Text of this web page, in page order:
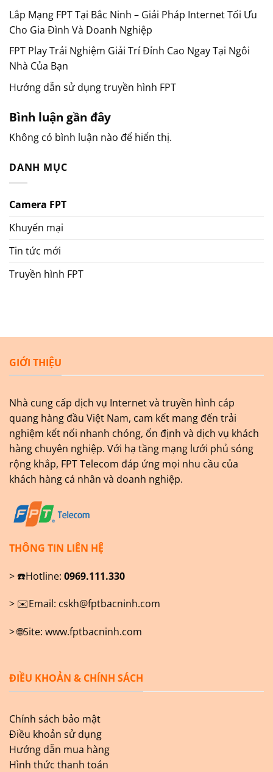
Lắp Mạng FPT Tại Bắc Ninh – Giải Pháp Internet Tối Ưu
Cho Gia Đình Và Doanh Nghiệp
FPT Play Trải Nghiệm Giải Trí Đỉnh Cao Ngay Tại Ngôi
Nhà Của Bạn
Hướng dẫn sử dụng truyền hình FPT
Bình luận gần đây
Không có bình luận nào để hiển thị.
DANH MỤC
Camera FPT
Khuyến mại
Tin tức mới
Truyền hình FPT
GIỚI THIỆU
Nhà cung cấp dịch vụ Internet và truyền hình cáp
quang hàng đầu Việt Nam, cam kết mang đến trải
nghiệm kết nối nhanh chóng, ổn định và dịch vụ khách
hàng chuyên nghiệp. Với hạ tầng mạng lưới phủ sóng
rộng khắp, FPT Telecom đáp ứng mọi nhu cầu của
khách hàng cá nhân và doanh nghiệp.
THÔNG TIN LIÊN HỆ
> ☎️Hotline: 0969.111.330
> ✉️Email: cskh@fptbacninh.com
> 🌐Site: www.fptbacninh.com
ĐIỀU KHOẢN & CHÍNH SÁCH
Chính sách bảo mật
Điều khoản sử dụng
Hướng dẫn mua hàng
Hình thức thanh toán